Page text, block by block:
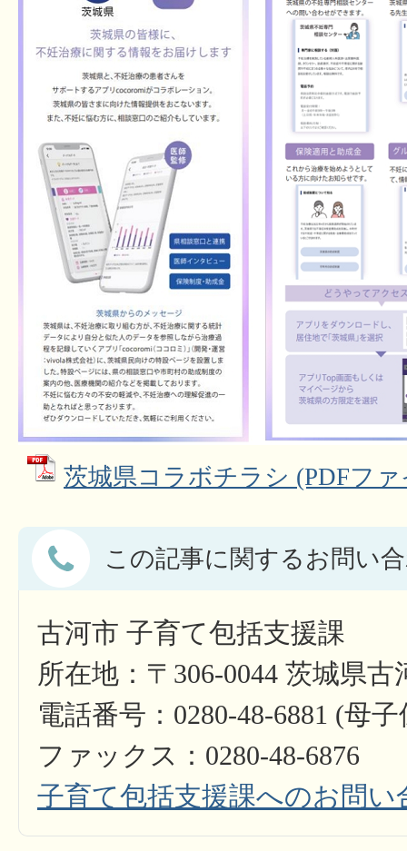
茨城県コラボチラシ (PDFフ
この記事に関するお問い
古河市 子育て包括支援課
所在地：〒306-0044 茨城県
電話番号：0280-48-6881 (母
ファックス：0280-48-6876
子育て包括支援課へのお問い